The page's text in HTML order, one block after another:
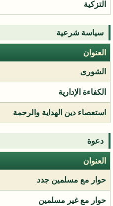
التزكية
سياسة شرعية
العنوان
الشورى
الكفاءة الإدارية
استعصاء دين الهداية والرحمة
دعوة
العنوان
حوار مع مسلمين جدد
حوار مع غير مسلمين